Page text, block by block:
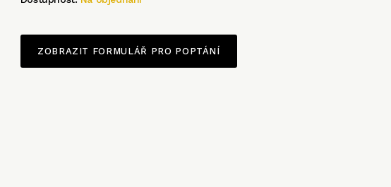
ZOBRAZIT FORMULÁŘ PRO POPTÁNÍ